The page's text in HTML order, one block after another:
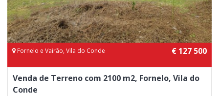
Fornelo e Vairão, Vila do Conde € 127 500
Venda de Terreno com 2100 m2, Fornelo, Vila do
Conde